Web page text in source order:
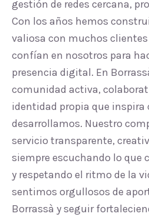
gestión de redes cercana,
Con los años hemos
valiosa con muchos
confían en nosotros para
presencia digital. En
comunidad activa,
identidad propia que inspira
desarrollamos. Nuestro
servicio transparente,
siempre escuchando lo que
y respetando el ritmo de la
sentimos orgullosos de
Borrassà y seguir